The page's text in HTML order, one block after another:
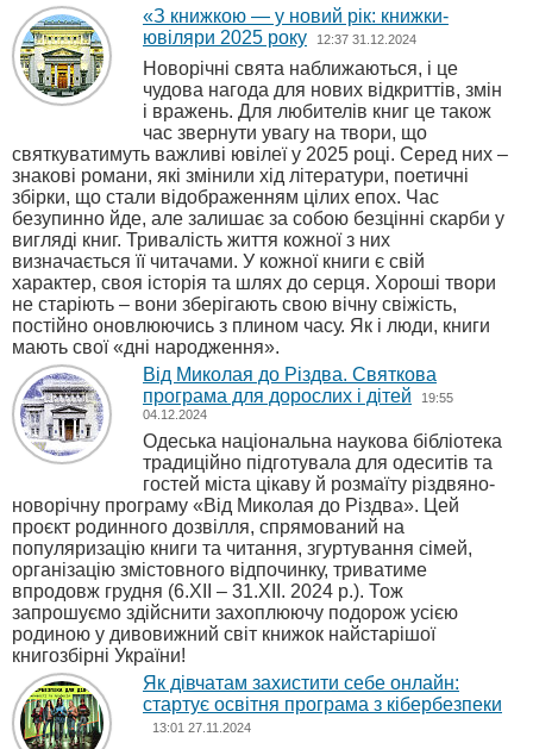
«З книжкою — у новий рік: книжки-
ювіляри 2025 року
12:37 31.12.2024
Новорічні свята наближаються, і це
чудова нагода для нових відкриттів, змін
і вражень. Для любителів книг це також
час звернути увагу на твори, що
святкуватимуть важливі ювілеї у 2025 році. Серед них –
знакові романи, які змінили хід літератури, поетичні
збірки, що стали відображенням цілих епох. Час
безупинно йде, але залишає за собою безцінні скарби у
вигляді книг. Тривалість життя кожної з них
визначається її читачами. У кожної книги є свій
характер, своя історія та шлях до серця. Хороші твори
не старіють – вони зберігають свою вічну свіжість,
постійно оновлюючись з плином часу. Як і люди, книги
мають свої «дні народження».
Від Миколая до Різдва. Святкова
програма для дорослих і дітей
19:55
04.12.2024
Одеська національна наукова бібліотека
традиційно підготувала для одеситів та
гостей міста цікаву й розмаїту різдвяно-
новорічну програму «Від Миколая до Різдва». Цей
проєкт родинного дозвілля, спрямований на
популяризацію книги та читання, згуртування сімей,
організацію змістовного відпочинку, триватиме
впродовж грудня (6.ХІІ – 31.ХІІ. 2024 р.). Тож
запрошуємо здійснити захоплюючу подорож усією
родиною у дивовижний світ книжок найстарішої
книгозбірні України!
Як дівчатам захистити себе онлайн:
стартує освітня програма з кібербезпеки
13:01 27.11.2024